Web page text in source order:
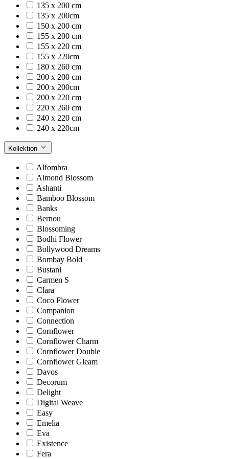
135 x 200 cm
135 x 200cm
150 x 200 cm
155 x 200 cm
155 x 220 cm
155 x 220cm
180 x 260 cm
200 x 200 cm
200 x 200cm
200 x 220 cm
220 x 260 cm
240 x 220 cm
240 x 220cm
Kollektion
Alfombra
Almond Blossom
Ashanti
Bamboo Blossom
Banks
Bernou
Blossoming
Bodhi Flower
Bollywood Dreams
Bombay Bold
Bustani
Carmen S
Clara
Coco Flower
Companion
Connection
Cornflower
Cornflower Charm
Cornflower Double
Cornflower Gleam
Davos
Decorum
Delight
Digital Weave
Easy
Emelia
Eva
Existence
Fera